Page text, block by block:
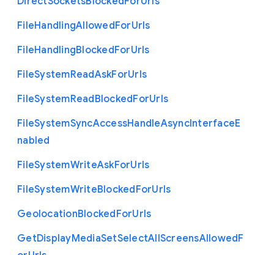
FileHandlingAllowedForUrls
FileHandlingBlockedForUrls
FileSystemReadAskForUrls
FileSystemReadBlockedForUrls
FileSystemSyncAccessHandleAsyncInterfaceE
nabled
FileSystemWriteAskForUrls
FileSystemWriteBlockedForUrls
GeolocationBlockedForUrls
GetDisplayMediaSetSelectAllScreensAllowedF